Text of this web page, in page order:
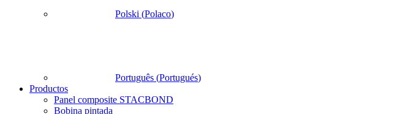
Polski (Polaco)
Português (Portugués)
Productos
Panel composite STACBOND
Bobina pintada